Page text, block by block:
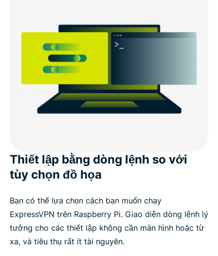
Thiết lập bằng dòng lệnh so với
tùy chọn đồ họa
Bạn có thể lựa chọn cách bạn muốn chạy
ExpressVPN trên Raspberry Pi. Giao diện dòng lệnh lý
tưởng cho các thiết lập không cần màn hình hoặc từ
xa, và tiêu thụ rất ít tài nguyên.